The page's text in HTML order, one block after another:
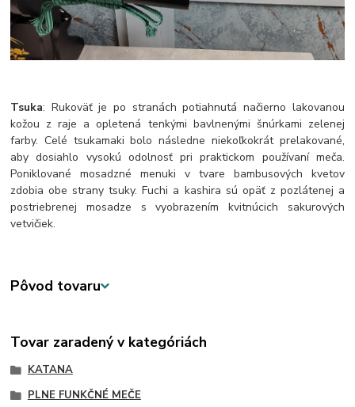
Tsuka: Rukoväť je po stranách potiahnutá načierno lakovanou
kožou z raje a opletená tenkými bavlnenými šnúrkami zelenej
farby. Celé tsukamaki bolo následne niekoľkokrát prelakované,
aby dosiahlo vysokú odolnosť pri praktickom používaní meča.
Poniklované mosadzné menuki v tvare bambusových kvetov
zdobia obe strany tsuky. Fuchi a kashira sú opäť z pozlátenej a
postriebrenej mosadze s vyobrazením kvitnúcich sakurových
vetvičiek.
Pôvod tovaru
Tovar zaradený v kategóriách
KATANA
PLNE FUNKČNÉ MEČE